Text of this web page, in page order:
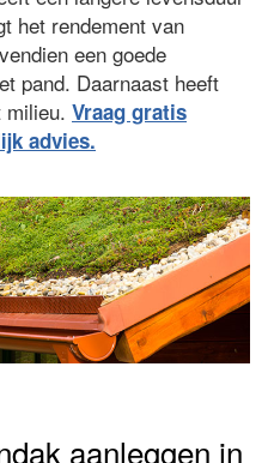
het rendement van
een goede
pand. Daarnaast heeft
milieu. Vraag gratis
advies.
aanleggen in